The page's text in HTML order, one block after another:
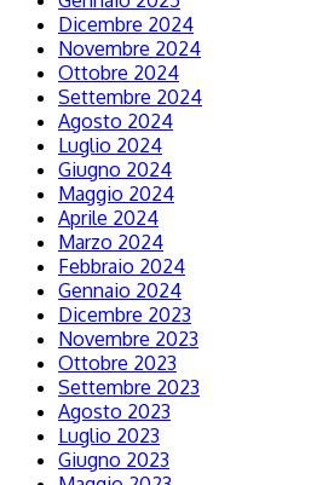
Dicembre 2024
Novembre 2024
Ottobre 2024
Settembre 2024
Agosto 2024
Luglio 2024
Giugno 2024
Maggio 2024
Aprile 2024
Marzo 2024
Febbraio 2024
Gennaio 2024
Dicembre 2023
Novembre 2023
Ottobre 2023
Settembre 2023
Agosto 2023
Luglio 2023
Giugno 2023